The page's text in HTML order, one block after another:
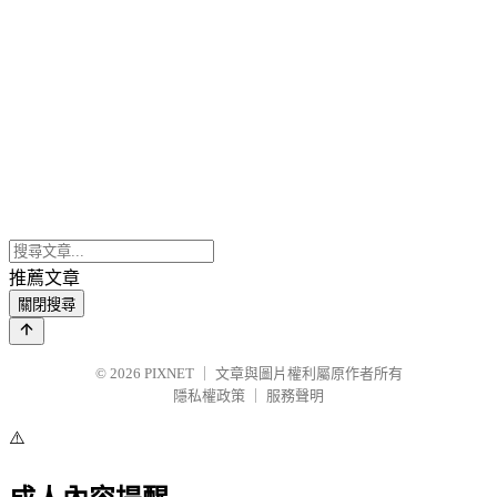
推薦文章
關閉搜尋
© 2026 PIXNET
文章與圖片權利屬原作者所有
隱私權政策
服務聲明
⚠️